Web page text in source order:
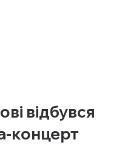
відбувся
концерт